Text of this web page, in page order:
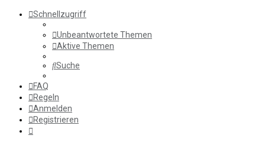
Schnellzugriff
Unbeantwortete Themen
Aktive Themen
Suche
FAQ
Regeln
Anmelden
Registrieren